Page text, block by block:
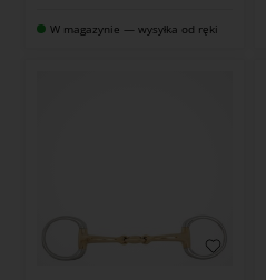
W magazynie — wysyłka od ręki